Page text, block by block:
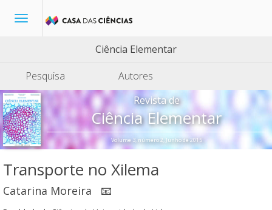
Toggle
Ciência Elementar
Pesquisa
Autores
Revista de
Ciência Elementar
Volume 3, número 2, Junho de 2015
Transporte no Xilema
Catarina Moreira 📧